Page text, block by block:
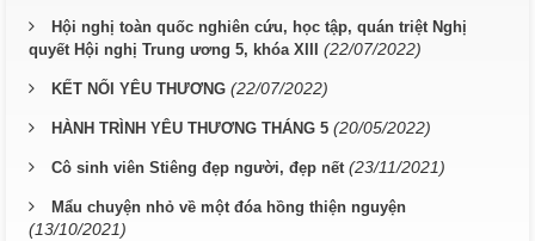
Hội nghị toàn quốc nghiên cứu, học tập, quán triệt Nghị
quyết Hội nghị Trung ương 5, khóa XIII
(22/07/2022)
KẾT NỐI YÊU THƯƠNG (22/07/2022)
HÀNH TRÌNH YÊU THƯƠNG THÁNG 5 (20/05/2022)
Cô sinh viên Stiêng đẹp người, đẹp nết (23/11/2021)
Mẩu chuyện nhỏ về một đóa hồng thiện nguyện
(13/10/2021)